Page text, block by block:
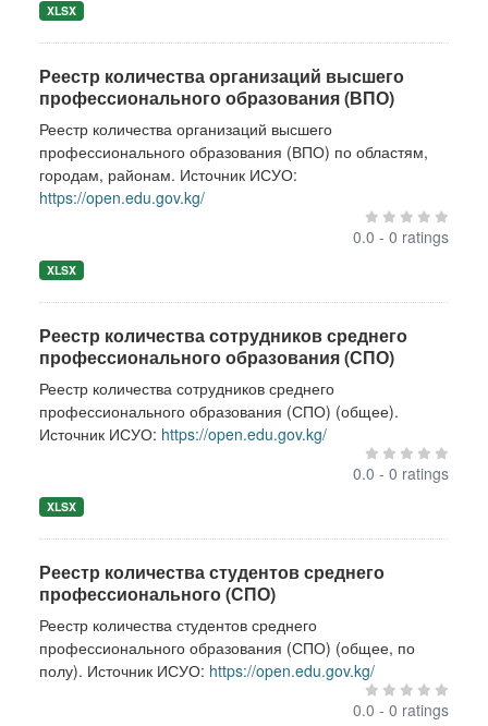
XLSX
Реестр количества организаций высшего
профессионального образования (ВПО)
Реестр количества организаций высшего
профессионального образования (ВПО) по областям,
городам, районам. Источник ИСУО:
https://open.edu.gov.kg/
0.0 - 0 ratings
XLSX
Реестр количества сотрудников среднего
профессионального образования (СПО)
Реестр количества сотрудников среднего
профессионального образования (СПО) (общее).
Источник ИСУО: https://open.edu.gov.kg/
0.0 - 0 ratings
XLSX
Реестр количества студентов среднего
профессионального (СПО)
Реестр количества студентов среднего
профессионального образования (СПО) (общее, по
полу). Источник ИСУО: https://open.edu.gov.kg/
0.0 - 0 ratings